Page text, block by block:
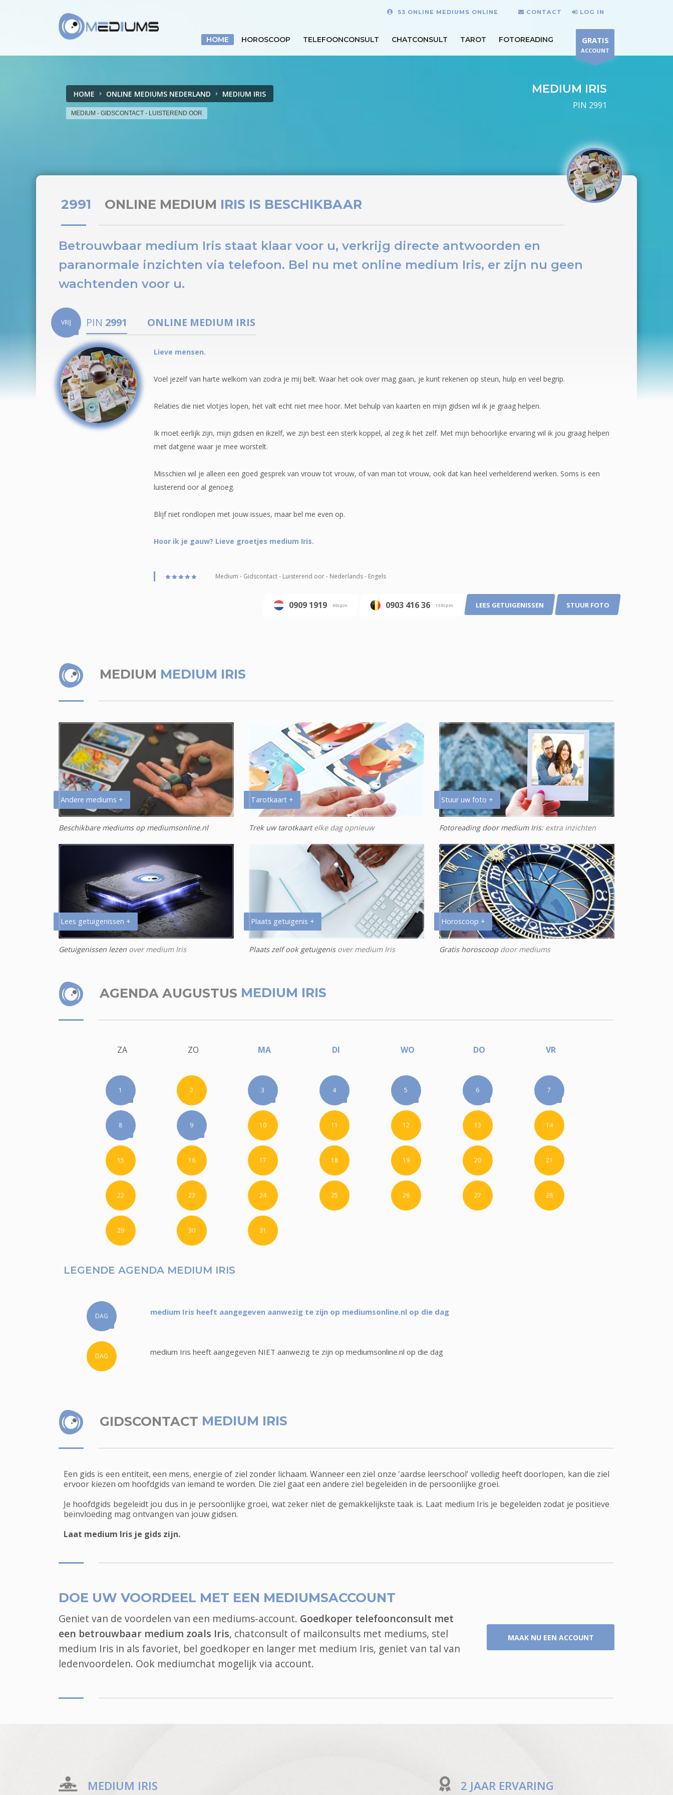
53 ONLINE MEDIUMS ONLINE CONTACT LOG IN
HOME HOROSCOOP TELEFOONCONSULT CHATCONSULT TAROT FOTOREADING GRATIS
ACCOUNT
HOME ONLINE MEDIUMS NEDERLAND MEDIUM IRIS
MEDIUM - GIDSCONTACT - LUISTEREND OOR
MEDIUM IRIS
PIN 2991
2991 ONLINE MEDIUM IRIS IS BESCHIKBAAR
Betrouwbaar medium Iris staat klaar voor u, verkrijg directe antwoorden en
paranormale inzichten via telefoon. Bel nu met online medium Iris, er zijn nu geen
wachtenden voor u.
VRIJ PIN 2991 ONLINE MEDIUM IRIS
Lieve mensen.
Voel jezelf van harte welkom van zodra je mij belt. Waar het ook over mag gaan, je kunt rekenen op steun, hulp en veel begrip.
Relaties die niet vlotjes lopen, het valt echt niet mee hoor. Met behulp van kaarten en mijn gidsen wil ik je graag helpen.
Ik moet eerlijk zijn, mijn gidsen en ikzelf, we zijn best een sterk koppel, al zeg ik het zelf. Met mijn behoorlijke ervaring wil ik jou graag helpen
met datgene waar je mee worstelt.
Misschien wil je alleen een goed gesprek van vrouw tot vrouw, of van man tot vrouw, ook dat kan heel verhelderend werken. Soms is een
luisterend oor al genoeg.
Blijf niet rondlopen met jouw issues, maar bel me even op.
Hoor ik je gauw? Lieve groetjes medium Iris.
Medium - Gidscontact - Luisterend oor - Nederlands - Engels
0909 1919 90cpm 0903 416 36 150cpm LEES GETUIGENISSEN STUUR FOTO
MEDIUM MEDIUM IRIS
Andere mediums +
Beschikbare mediums op mediumsonline.nl
Tarotkaart +
Trek uw tarotkaartelke dag opnieuw
Stuur uw foto +
Fotoreading door medium Iris: extra inzichten
Lees getuigenissen +
Getuigenissen lezen over medium Iris
Plaats getuigenis +
Plaats zelf ook getuigenisover medium Iris
Horoscoop +
Gratis horoscoopdoor mediums
AGENDA AUGUSTUS MEDIUM IRIS
ZA ZO MA DI WO DO VR
1 2 3 4 5 6 7
8 9 10 11 12 13 14
15 16 17 18 19 20 21
22 23 24 25 26 27 28
29 30 31
LEGENDE AGENDA MEDIUM IRIS
DAG medium Iris heeft aangegeven aanwezig te zijn op mediumsonline.nl op die dag
DAG medium Iris heeft aangegeven NIET aanwezig te zijn op mediumsonline.nl op die dag
GIDSCONTACT MEDIUM IRIS
Een gids is een entiteit, een mens, energie of ziel zonder lichaam. Wanneer een ziel onze 'aardse leerschool' volledig heeft doorlopen, kan die ziel
ervoor kiezen om hoofdgids van iemand te worden. Die ziel gaat een andere ziel begeleiden in de persoonlijke groei.
Je hoofdgids begeleidt jou dus in je persoonlijke groei, wat zeker niet de gemakkelijkste taak is. Laat medium Iris je begeleiden zodat je positieve
beïnvloeding mag ontvangen van jouw gidsen.
Laat medium Iris je gids zijn.
DOE UW VOORDEEL MET EEN MEDIUMSACCOUNT
Geniet van de voordelen van een mediums-account. Goedkoper telefoonconsult met
een betrouwbaar medium zoals Iris, chatconsult of mailconsults met mediums, stel
medium Iris in als favoriet, bel goedkoper en langer met medium Iris, geniet van tal van
ledenvoordelen. Ook mediumchat mogelijk via account.
MAAK NU EEN ACCOUNT
MEDIUM IRIS 2 JAAR ERVARING